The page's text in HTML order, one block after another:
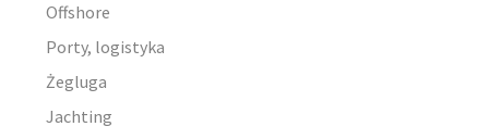
Offshore
Porty, logistyka
Żegluga
Jachting